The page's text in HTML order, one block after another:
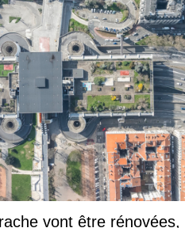
vont être rénovées,